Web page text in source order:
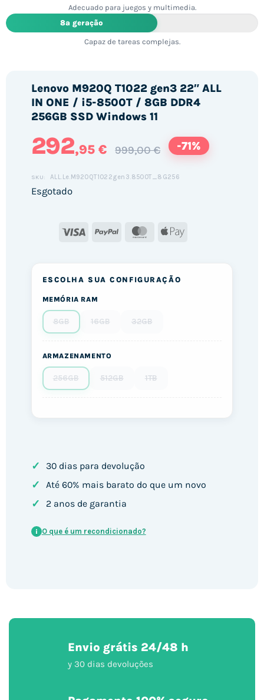
Adecuado para juegos y multimedia.
8ª geração
Capaz de tareas complejas.
Lenovo M920Q T1022 gen3 22″ ALL
IN ONE / i5-8500T / 8GB DDR4
256GB SSD Windows 11
292,95 € 999,00 € -71%
SKU: ALL.Le.M920QT1022gen3.8500T_8G256
Esgotado
Visa PayPal MasterCard
Apple
ESCOLHA SUA CONFIGURAÇÃO
MEMÓRIA RAM
8GB 16GB 32GB
ARMAZENAMENTO
256GB 512GB 1TB
✓ 30 dias para devolução
✓ Até 60% mais barato do que um novo
✓ 2 anos de garantia
i O que é um recondicionado?
Envio grátis 24/48 h
y 30 dias devoluções